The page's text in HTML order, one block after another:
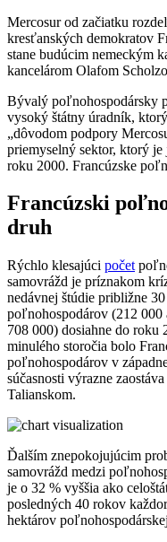
Mercosur od začiatku
kresťanských demokratov
stane budúcim nemeckým
kancelárom Olafom
Bývalý poľnohospodársky
vysoký štátny úradník,
„dôvodom podpory
priemyselný sektor, ktorý
roku 2000. Francúzske
Francúzski
druh
Rýchlo klesajúci počet
samovrážd je príznakom
nedávnej štúdie približne
poľnohospodárov (212 000
708 000) dosiahne do
minulého storočia bolo
poľnohospodárov v
súčasnosti výrazne
Talianskom.
Ďalším znepokojujúcim
samovrážd medzi
je o 32 % vyššia ako
posledných 40 rokov
hektárov